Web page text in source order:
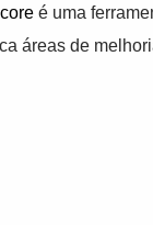
é uma
áreas de